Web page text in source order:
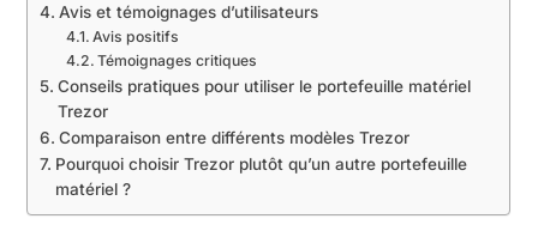
Avis et témoignages d’utilisateurs
Avis positifs
Témoignages critiques
Conseils pratiques pour utiliser le portefeuille matériel
Trezor
Comparaison entre différents modèles Trezor
Pourquoi choisir Trezor plutôt qu’un autre portefeuille
matériel ?